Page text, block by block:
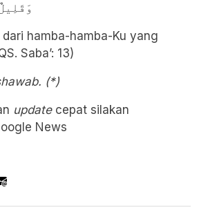
hamba-hamba-Ku yang
Saba’: 13)
(*)
update cepat silakan
News